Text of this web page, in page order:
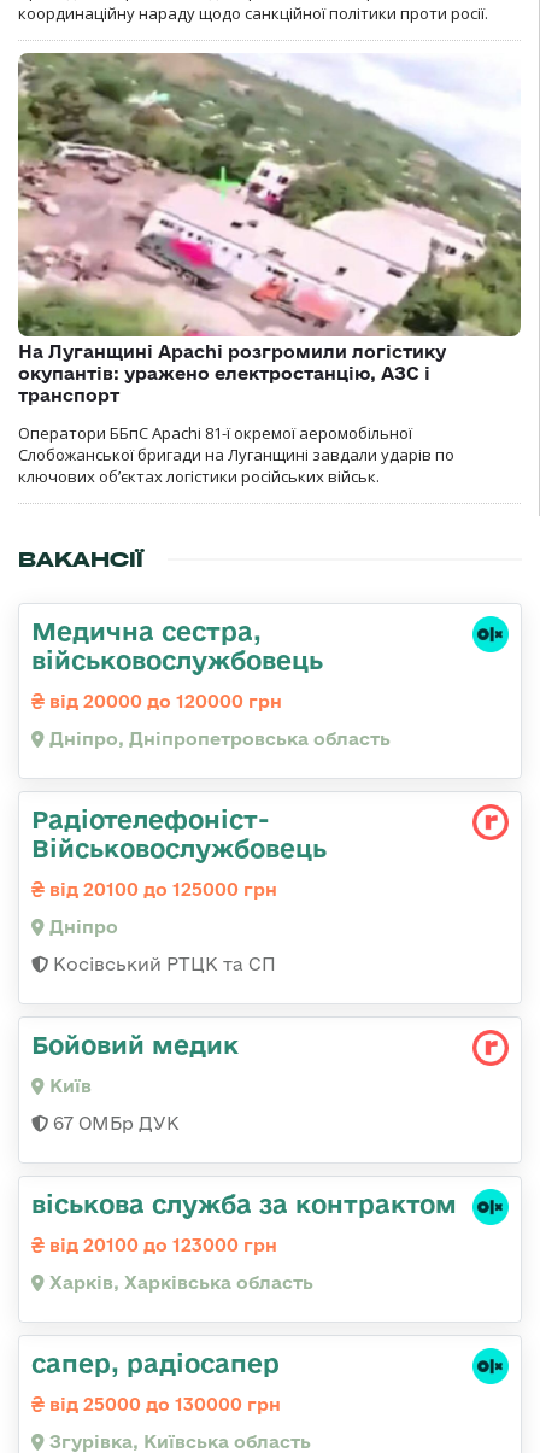
координаційну нараду щодо санкційної політики проти росії.
На Луганщині Apachi розгромили логістику
окупантів: уражено електростанцію, АЗС і
транспорт
Оператори ББпС Apachi 81-ї окремої аеромобільної
Слобожанської бригади на Луганщині завдали ударів по
ключових об’єктах логістики російських військ.
ВАКАНСІЇ
Медична сестра,
військовослужбовець
від 20000 до 120000 грн
Дніпро, Дніпропетровська область
Радіотелефоніст-
Військовослужбовець
від 20100 до 125000 грн
Дніпро
Косівський РТЦК та СП
Бойовий медик
Київ
67 ОМБр ДУК
віськова служба за контрактом
від 20100 до 123000 грн
Харків, Харківська область
сапер, радіосапер
від 25000 до 130000 грн
Згурівка, Київська область